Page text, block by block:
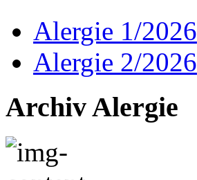
Alergie 1/2026
Alergie 2/2026
Archiv Alergie